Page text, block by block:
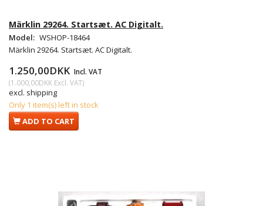
Märklin 29264. Startsæt. AC Digitalt.
Model: WSHOP-18464
Märklin 29264. Startsæt. AC Digitalt.
1.250,00DKK Incl. VAT
(1.000,00DKK Excl. VAT)
excl. shipping
Only 1 item(s) left in stock
ADD TO CART